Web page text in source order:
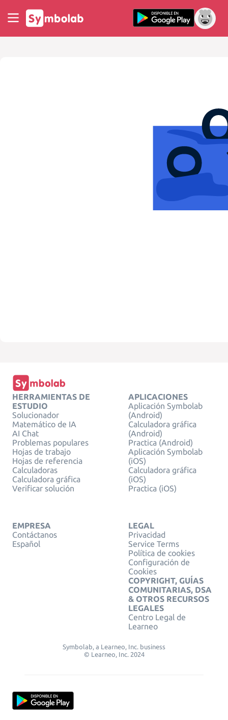
HERRAMIENTAS DE
ESTUDIO
Solucionador
Matemático de IA
AI Chat
Problemas populares
Hojas de trabajo
Hojas de referencia
Calculadoras
Calculadora gráfica
Verificar solución
APLICACIONES
Aplicación Symbolab
(Android)
Calculadora gráfica
(Android)
Practica (Android)
Aplicación Symbolab
(iOS)
Calculadora gráfica
(iOS)
Practica (iOS)
EMPRESA
Contáctanos
Español
LEGAL
Privacidad
Service Terms
Política de cookies
Configuración de
Cookies
COPYRIGHT, GUÍAS
COMUNITARIAS, DSA
& OTROS RECURSOS
LEGALES
Centro Legal de
Learneo
Symbolab, a Learneo, Inc. business
© Learneo, Inc. 2024